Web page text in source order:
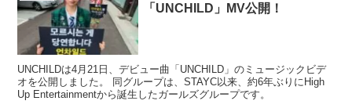
「UNCHILD」MV公開！
UNCHILDは4月21日、デビュー曲「UNCHILD」のミュージックビデ
オを公開しました。 同グループは、STAYC以来、約6年ぶりにHigh
Up Entertainmentから誕生したガールズグループです。